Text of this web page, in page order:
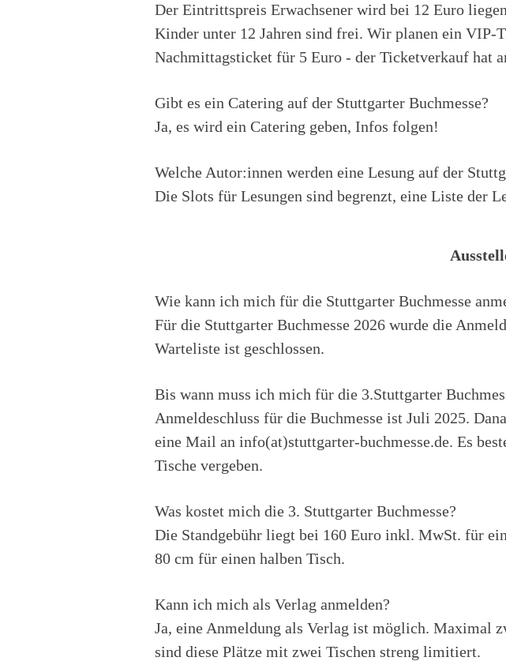
Der Eintrittspreis Erwachsener wird bei 12 Euro
Kinder unter 12 Jahren sind frei. Wir planen ein
Nachmittagsticket für 5 Euro - der Ticketverkauf hat
Gibt es ein Catering auf der Stuttgarter Buchmesse?
Ja, es wird ein Catering geben, Infos folgen!
Welche Autor:innen werden eine Lesung auf der
Die Slots für Lesungen sind begrenzt, eine Liste der
Wie kann ich mich für die Stuttgarter Buchmesse
Für die Stuttgarter Buchmesse 2026 wurde die
Warteliste ist geschlossen.
Bis wann muss ich mich für die 3.Stuttgarter
Anmeldeschluss für die Buchmesse ist Juli 2025.
eine Mail an info(at)stuttgarter-buchmesse.de. Es
Tische vergeben.
Was kostet mich die 3. Stuttgarter Buchmesse?
Die Standgebühr liegt bei 160 Euro inkl. MwSt. für
80 cm für einen halben Tisch.
Kann ich mich als Verlag anmelden?
Ja, eine Anmeldung als Verlag ist möglich. Maximal
sind diese Plätze mit zwei Tischen streng limitiert.